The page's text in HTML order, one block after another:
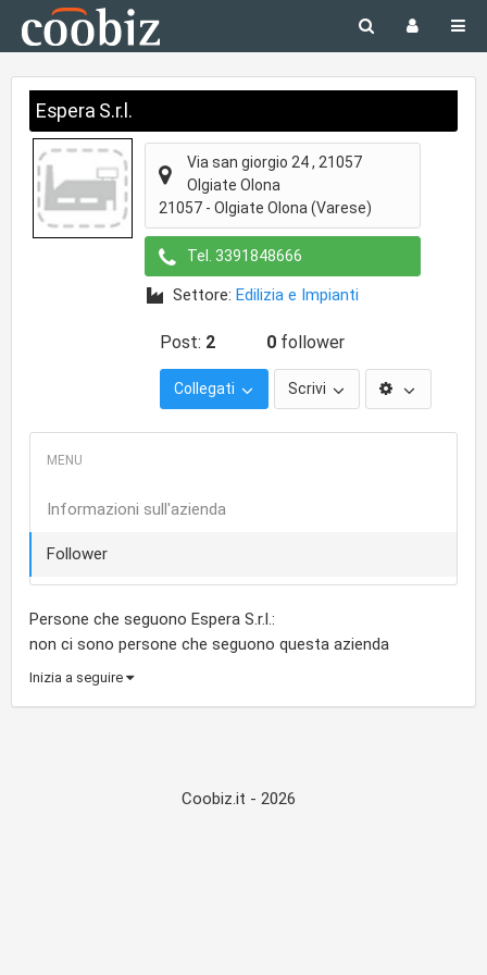
Espera S.r.l.
Via san giorgio 24 , 21057
Olgiate Olona
21057 - Olgiate Olona (Varese)
Tel. 3391848666
Settore: Edilizia e Impianti
Post: 2 0 follower
Collegati Scrivi
Informazioni sull'azienda
Follower
Persone che seguono Espera S.r.l.:
non ci sono persone che seguono questa azienda
Inizia a seguire
Coobiz.it - 2026